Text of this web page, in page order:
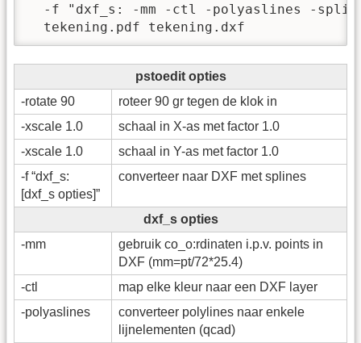
-f "dxf_s: -mm -ctl -polyaslines -
  tekening.pdf tekening.dxf
pstoedit opties
-rotate 90
roteer 90 gr tegen de klok in
-xscale 1.0
schaal in X-as met factor 1.0
-xscale 1.0
schaal in Y-as met factor 1.0
-f “dxf_s:
[dxf_s opties]”
converteer naar DXF met splines
dxf_s opties
-mm
gebruik co_o:rdinaten i.p.v. points in
DXF (mm=pt/72*25.4)
-ctl
map elke kleur naar een DXF layer
-polyaslines
converteer polylines naar enkele
lijnelementen (qcad)